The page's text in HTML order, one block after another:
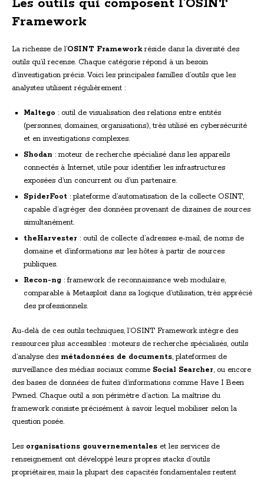
Les outils qui composent l’OSINT
Framework
La richesse de l’OSINT Frameworkréside dans la diversité des
outils qu’il recense. Chaque catégorie répond à un besoin
d’investigation précis. Voici les principales familles d’outils que les
analystes utilisent régulièrement :
Maltego : outil de visualisation des relations entre entités
(personnes, domaines, organisations), très utilisé en cybersécurité
et en investigations complexes.
Shodan : moteur de recherche spécialisé dans les appareils
connectés à Internet, utile pour identifier les infrastructures
exposées d’un concurrent ou d’un partenaire.
SpiderFoot : plateforme d’automatisation de la collecte OSINT,
capable d’agréger des données provenant de dizaines de sources
simultanément.
theHarvester : outil de collecte d’adresses e-mail, de noms de
domaine et d’informations sur les hôtes à partir de sources
publiques.
Recon-ng : framework de reconnaissance web modulaire,
comparable à Metasploit dans sa logique d’utilisation, très apprécié
des professionnels.
Au-delà de ces outils techniques, l’OSINT Framework intègre des
ressources plus accessibles : moteurs de recherche spécialisés, outils
d’analyse des métadonnées de documents, plateformes de
surveillance des médias sociaux comme Social Searcher, ou encore
des bases de données de fuites d’informations comme Have I Been
Pwned. Chaque outil a son périmètre d’action. La maîtrise du
framework consiste précisément à savoir lequel mobiliser selon la
question posée.
Les organisations gouvernementales et les services de
renseignement ont développé leurs propres stacks d’outils
propriétaires, mais la plupart des capacités fondamentales restent